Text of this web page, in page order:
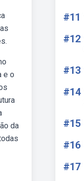
e o
da
#11
#12
#13
#14
#15
#16
#17